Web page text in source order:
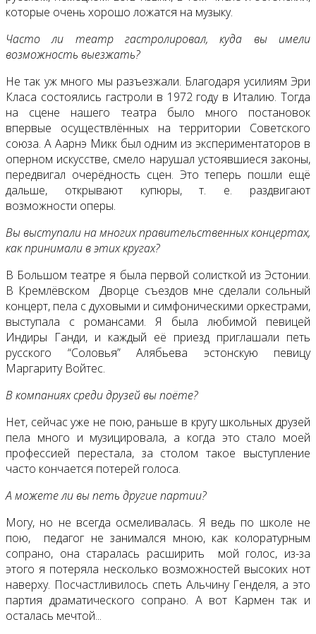
которые очень хорошо ложатся на музыку.
Часто ли театр гастролировал, куда вы имели
возможность выезжать?
Не так уж много мы разъезжали. Благодаря усилиям Эри
Класа состоялись гастроли в 1972 году в Италию. Тогда
на сцене нашего театра было много постановок
впервые осуществлённых на территории Советского
союза. А Аарнэ Микк был одним из экспериментаторов в
оперном искусстве, смело нарушал устоявшиеся законы,
передвигал очерёдность сцен. Это теперь пошли ещё
дальше, открывают купюры, т. е. раздвигают
возможности оперы.
Вы выступали на многих правительственных концертах,
как принимали в этих кругах?
В Большом театре я была первой солисткой из Эстонии.
В Кремлёвском Дворце съездов мне сделали сольный
концерт, пела с духовыми и симфоническими оркестрами,
выступала с романсами. Я была любимой певицей
Индиры Ганди, и каждый её приезд приглашали петь
русского “Соловья” Алябьева эстонскую певицу
Маргариту Войтес.
В компаниях среди друзей вы поёте?
Нет, сейчас уже не пою, раньше в кругу школьных друзей
пела много и музицировала, а когда это стало моей
профессией перестала, за столом такое выступление
часто кончается потерей голоса.
А можете ли вы петь другие партии?
Могу, но не всегда осмеливалась. Я ведь по школе не
пою, педагог не занимался мною, как колоратурным
сопрано, она старалась расширить мой голос, из-за
этого я потеряла несколько возможностей высоких нот
наверху. Посчастливилось спеть Альчину Генделя, а это
партия драматического сопрано. А вот Кармен так и
осталась мечтой...